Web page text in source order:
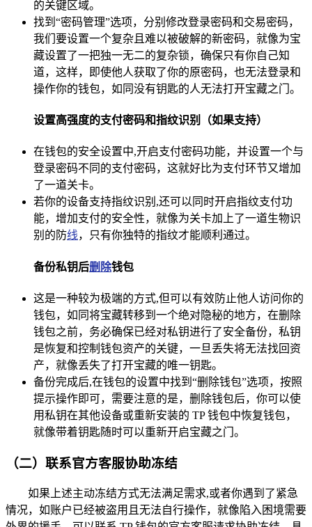
的关键区域。
找到“密码管理”选项，分别修改登录密码和交易密码，
我们要设置一个复杂且难以被破解的新密码，就像为宝
藏设置了一把独一无二的复杂锁，确保只有你自己知
道，这样，即使他人获取了你的原密码，也无法登录和
操作你的钱包，如同没有钥匙的人无法打开宝藏之门。
设置高强度的支付密码和指纹识别（如果支持）
在钱包的安全设置中,开启支付密码功能，并设置一个与
登录密码不同的支付密码，这就好比为支付环节又增加
了一道关卡。
若你的设备支持指纹识别,还可以同时开启指纹支付功
能，增加支付的安全性，就像为关卡加上了一道生物识
别的防线，只有你独特的指纹才能顺利通过。
备份私钥后删除钱包
这是一种较为极端的方式,但可以有效防止他人访问你的
钱包，如同将宝藏转移到一个绝对隐秘的地方，在删除
钱包之前，务必确保已经对私钥进行了安全备份，私钥
是恢复和控制钱包资产的关键，一旦丢失将无法找回资
产，就像丢失了打开宝藏的唯一钥匙。
备份完成后,在钱包的设置中找到“删除钱包”选项，按照
提示操作即可，需要注意的是，删除钱包后，你可以使
用私钥在其他设备或重新安装的 TP 钱包中恢复钱包，
就像带着钥匙随时可以重新开启宝藏之门。
（二）联系官方客服协助冻结
如果上述主动冻结方式无法满足需求,或者你遇到了紧急
情况，如账户已经被盗用且无法自行操作，就像陷入困境需要